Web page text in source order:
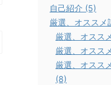
自己紹介 (5)
厳選、オスス
厳選、オスス
厳選、オスス
厳選、オスス
(8)